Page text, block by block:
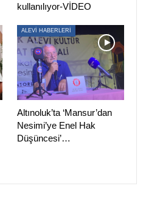
SONRAKI
kullanılıyor-VİDEO
ALEVİ HABERLERİ
Altınoluk’ta ‘Mansur’dan
Nesimi’ye Enel Hak
Düşüncesi’…